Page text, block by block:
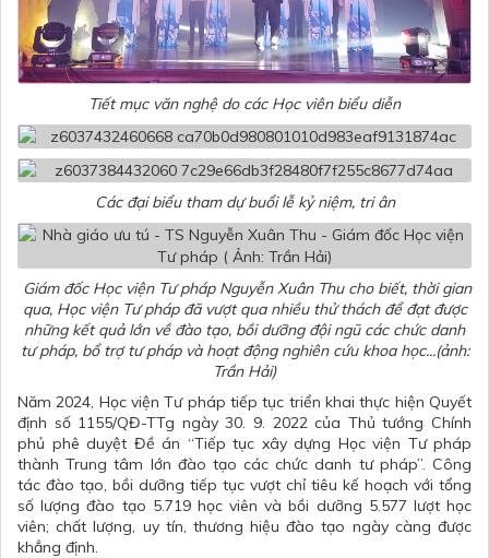
Tiết mục văn nghệ do các Học viên biểu diễn
Các đại biểu tham dự buổi lễ kỷ niệm, tri ân
Giám đốc Học viện Tư pháp Nguyễn Xuân Thu cho biết, thời gian
qua, Học viện Tư pháp đã vượt qua nhiều thử thách để đạt được
những kết quả lớn về đào tạo, bồi dưỡng đội ngũ các chức danh
tư pháp, bổ trợ tư pháp và hoạt động nghiên cứu khoa học...(ảnh:
Trần Hải)
Năm 2024, Học viện Tư pháp tiếp tục triển khai thực hiện Quyết
định số 1155/QĐ-TTg ngày 30. 9. 2022 của Thủ tướng Chính
phủ phê duyệt Đề án “Tiếp tục xây dựng Học viện Tư pháp
thành Trung tâm lớn đào tạo các chức danh tư pháp”. Công
tác đào tạo, bồi dưỡng tiếp tục vượt chỉ tiêu kế hoạch với tổng
số lượng đào tạo 5.719 học viên và bồi dưỡng 5.577 lượt học
viên; chất lượng, uy tín, thương hiệu đào tạo ngày càng được
khẳng định.